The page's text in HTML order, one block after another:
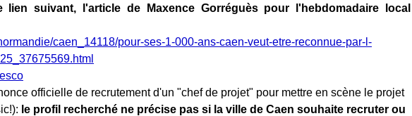
lien suivant, l'article de Maxence Gorréguès pour l'hebdomadaire local
caen_14118/pour-ses-1-000-ans-caen-veut-etre-reconnue-par-l-
officielle de recrutement d'un "chef de projet" pour mettre en scène le projet
le profil recherché ne précise pas si la ville de Caen souhaite recruter ou